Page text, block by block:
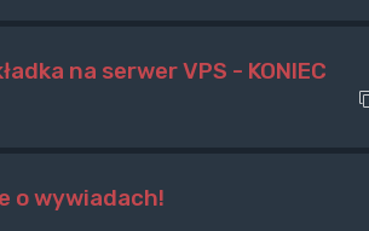
na serwer VPS - KONIEC
o wywiadach!